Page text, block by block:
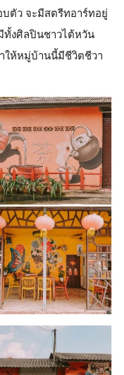
ตัว จะมีสตรีทอาร์ทอยู่
ทั้งศิลปินชาวไต้หวัน
ให้หมู่บ้านนี้มีชีวิตชีวา